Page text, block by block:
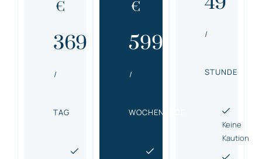
€
369
/
TAG
€
599
/
WOCHENENDE
/
STUNDE
Keine
Kaution